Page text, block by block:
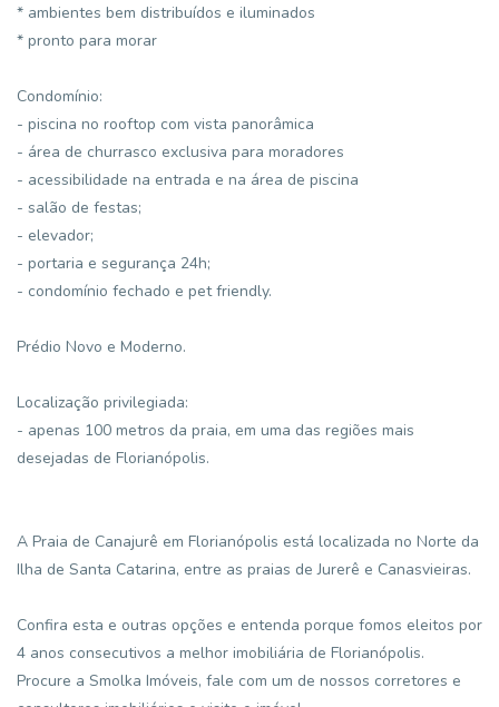
* ambientes bem distribuídos e iluminados
* pronto para morar
Condomínio:
- piscina no rooftop com vista panorâmica
- área de churrasco exclusiva para moradores
- acessibilidade na entrada e na área de piscina
- salão de festas;
- elevador;
- portaria e segurança 24h;
- condomínio fechado e pet friendly.
Prédio Novo e Moderno.
Localização privilegiada:
- apenas 100 metros da praia, em uma das regiões mais
desejadas de Florianópolis.
A Praia de Canajurê em Florianópolis está localizada no Norte da
Ilha de Santa Catarina, entre as praias de Jurerê e Canasvieiras.
Confira esta e outras opções e entenda porque fomos eleitos por
4 anos consecutivos a melhor imobiliária de Florianópolis.
Procure a Smolka Imóveis, fale com um de nossos corretores e